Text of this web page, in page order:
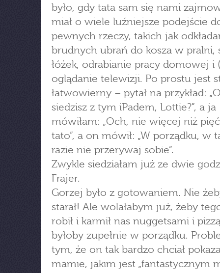
było, gdy tata sam się nami
miał o wiele luźniejsze podejście
pewnych rzeczy, takich jak
brudnych ubrań do kosza w pralni,
łóżek, odrabianie pracy domowej i
oglądanie telewizji. Po prostu jest
łatwowierny – pytał na przykład:
siedzisz z tym iPadem, Lottie?”, a ja
mówiłam: „Och, nie więcej niż
tato”, a on mówił: „W porządku, w
razie nie przerywaj sobie”.
Zwykle siedziałam już ze dwie
Frajer.
Gorzej było z gotowaniem. Nie
starał! Ale wolałabym już, żeby
robił i karmił nas nuggetsami i
byłoby zupełnie w porządku.
tym, że on tak bardzo chciał
mamie, jakim jest „fantastycznym